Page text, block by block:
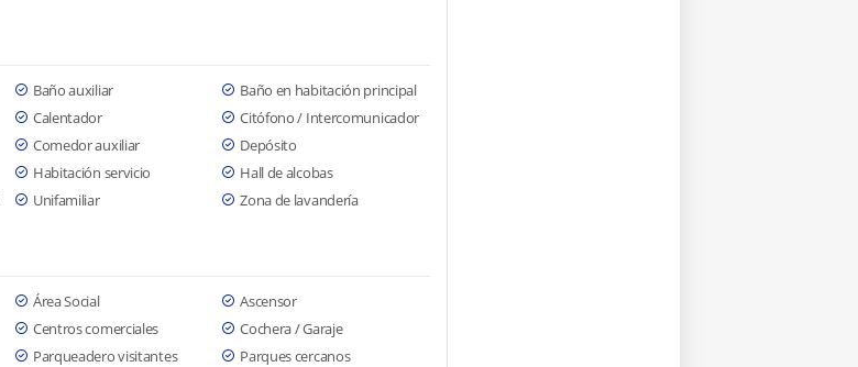
Baño auxiliar
Baño en habitación principal
Calentador
Citófono / Intercomunicador
Comedor auxiliar
Depósito
Habitación servicio
Hall de alcobas
Unifamiliar Zona de lavandería
Área Social
Ascensor
Centros comerciales
Cochera / Garaje
Parqueadero visitantes
Parques cercanos